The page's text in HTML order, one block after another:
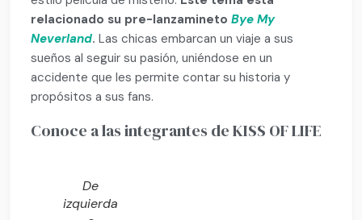
relacionado su pre-lanzaminetoBye My
Neverland. Las chicas embarcan un viaje a sus
sueños al seguir su pasión, uniéndose en un
accidente que les permite contar su historia y
propósitos a sus fans.
Conoce a las integrantes de KISS OF LIFE
De
izquierda